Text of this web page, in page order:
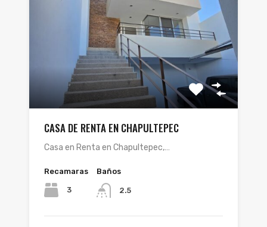
CASA DE RENTA EN CHAPULTEPEC
Casa en Renta en Chapultepec,…
Recamaras
3
Baños
2.5